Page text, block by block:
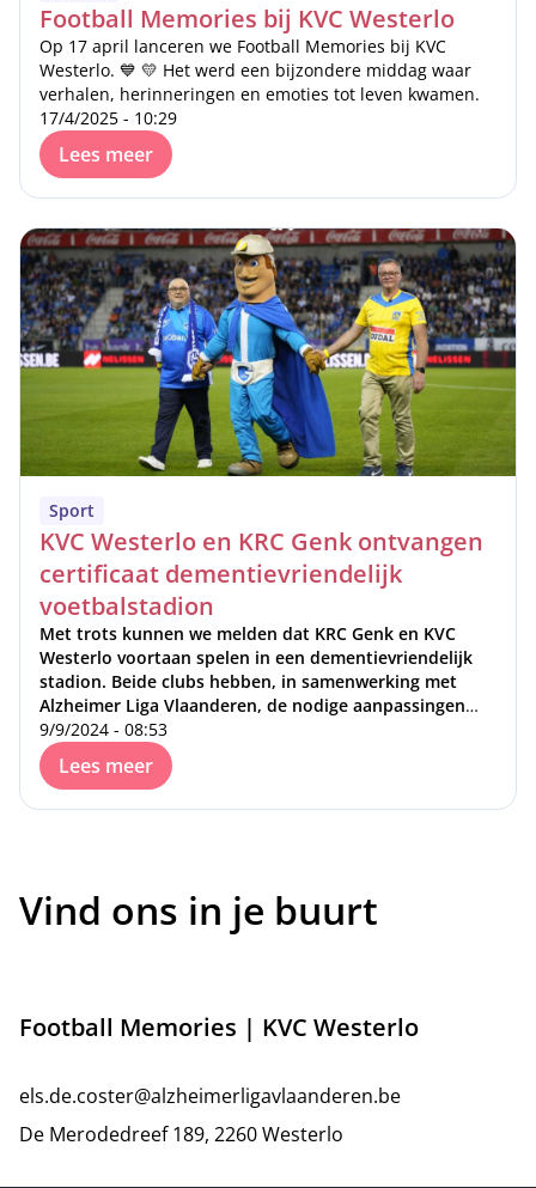
Football Memories bij KVC Westerlo
Op 17 april lanceren we Football Memories bij KVC
Westerlo. 💙 💛 Het werd een bijzondere middag waar
verhalen, herinneringen en emoties tot leven kwamen.
17/4/2025 - 10:29
Lees meer
Sport
KVC Westerlo en KRC Genk ontvangen
certificaat dementievriendelijk
voetbalstadion
Met trots kunnen we melden dat KRC Genk en KVC
Westerlo voortaan spelen in een dementievriendelijk
stadion. Beide clubs hebben, in samenwerking met
Alzheimer Liga Vlaanderen, de nodige aanpassingen
doorgevoerd om een inclusieve ervaring te bieden voor
supporters met (jong)dementie.
9/9/2024 - 08:53
Lees meer
Vind ons in je buurt
Football Memories | KVC Westerlo
els.de.coster@alzheimerligavlaanderen.be
De Merodedreef 189, 2260 Westerlo